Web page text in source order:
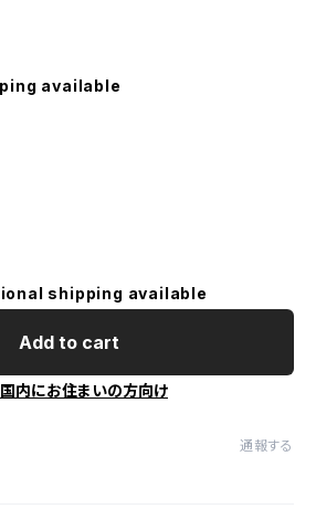
available
shipping available
Add to cart
内にお住まいの方向け
通報する